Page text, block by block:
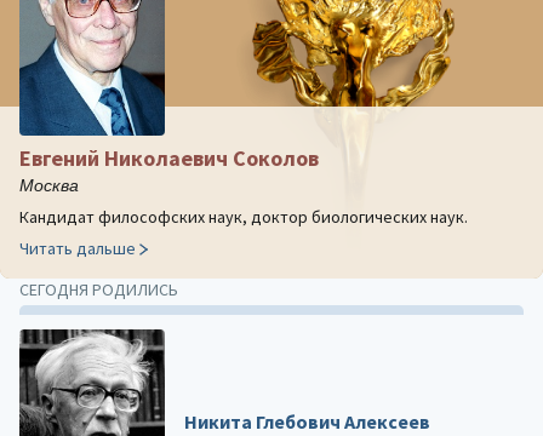
Евгений Николаевич Соколов
Москва
Кандидат философских наук, доктор биологических наук.
Читать дальше
СЕГОДНЯ РОДИЛИСЬ
Никита Глебович Алексеев